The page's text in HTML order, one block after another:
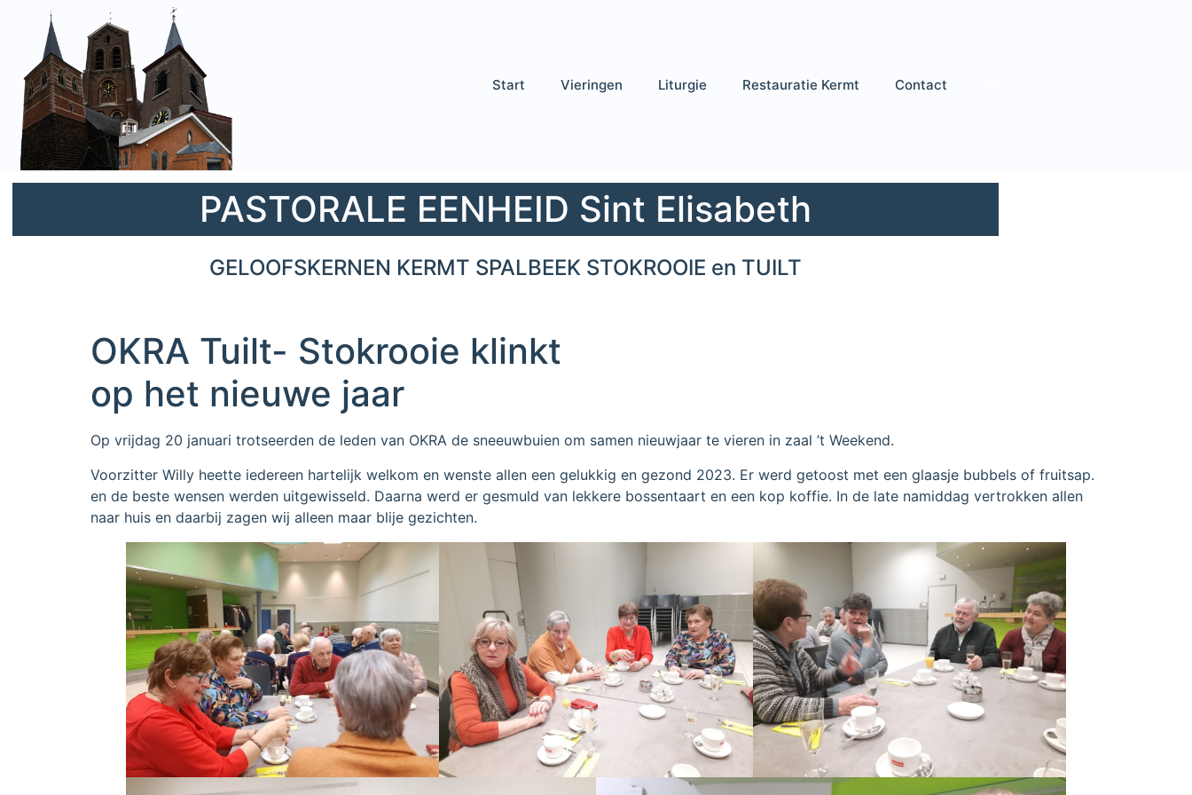
Start Vieringen Liturgie Restauratie Kermt Contact
PASTORALE EENHEID Sint Elisabeth
GELOOFSKERNEN KERMT SPALBEEK STOKROOIE en TUILT
OKRA Tuilt- Stokrooie klinkt
op het nieuwe jaar
Op vrijdag 20 januari trotseerden de leden van OKRA de sneeuwbuien om samen nieuwjaar te vieren in zaal ’t Weekend.
Voorzitter Willy heette iedereen hartelijk welkom en wenste allen een gelukkig en gezond 2023. Er werd getoost met een glaasje bubbels of fruitsap.
en de beste wensen werden uitgewisseld. Daarna werd er gesmuld van lekkere bossentaart en een kop koffie. In de late namiddag vertrokken allen
naar huis en daarbij zagen wij alleen maar blije gezichten.